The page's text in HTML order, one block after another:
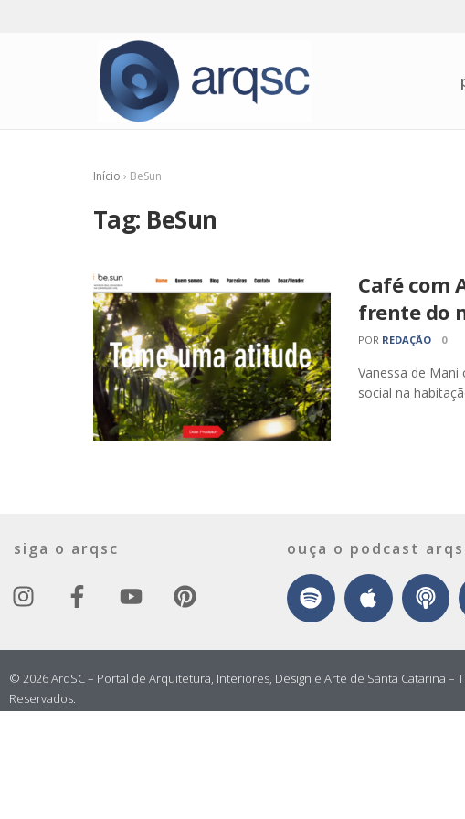
Início › BeSun
Tag: BeSun
Café com
frente do
POR REDAÇÃO 0
Vanessa de
social na
siga o arqsc ouça o podcast
© 2026 ArqSC – Portal de Arquitetura, Interiores, Design e Arte de Santa Catarina –
Reservados.